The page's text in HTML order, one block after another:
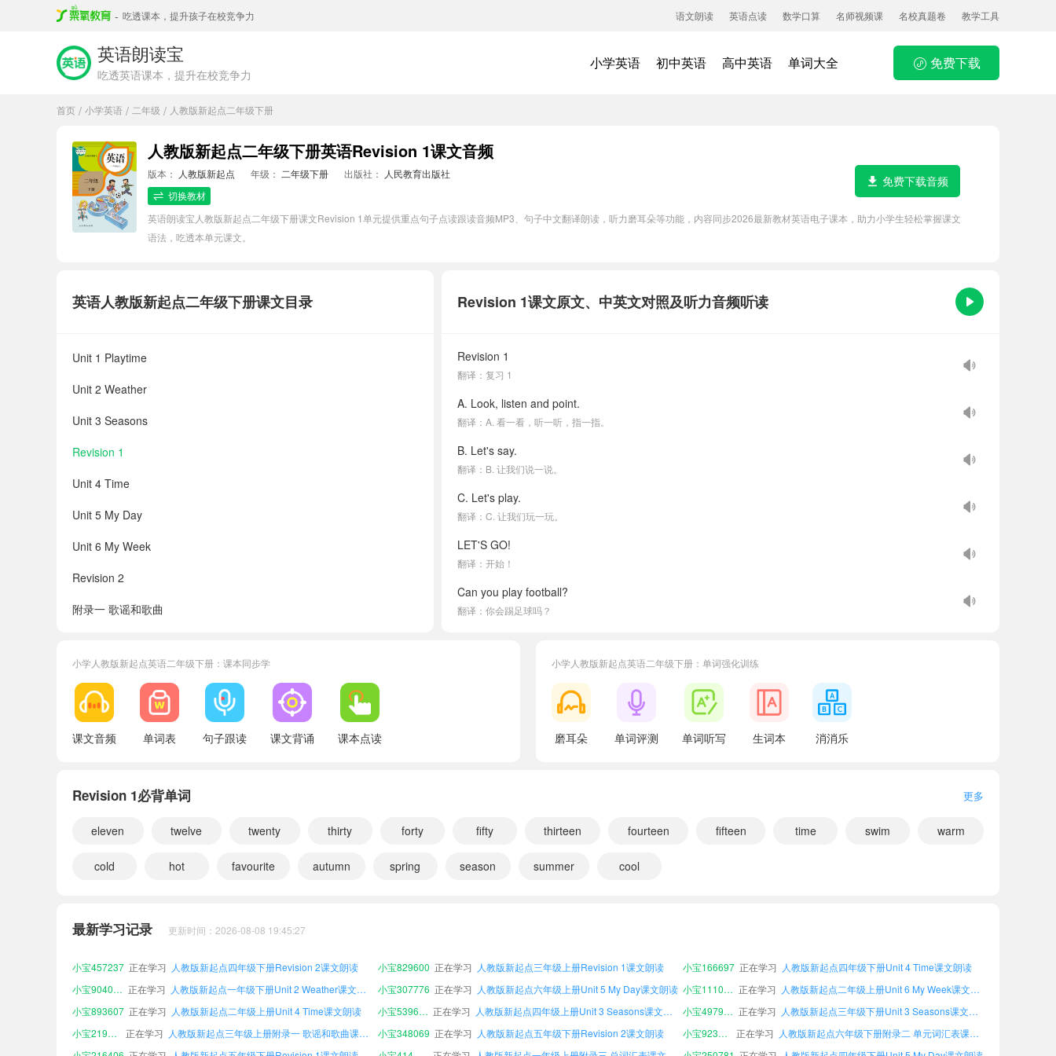
- 吃透课本，提升孩子在校竞争力 语文朗读 英语点读 数学口算 名师视频课 名校真题卷 教学工具
英语朗读宝
吃透英语课本，提升在校竞争力
小学英语 初中英语 高中英语 单词大全 免费下载
首页 / 小学英语 / 二年级 / 人教版新起点二年级下册
人教版新起点二年级下册英语Revision 1课文音频
版本： 人教版新起点 年级： 二年级下册 出版社：
人民教育出版社
切换教材
英语朗读宝人教版新起点二年级下册课文Revision 1单元提供重点句子点读跟读音频MP3、句子中文翻译朗读，听力磨耳朵等功能，内容同步2026最新教材英语电子课本，助力小学生轻松掌握课文
语法，吃透本单元课文。
免费下载音频
Revision 1课文原文、中英文对照及听力音频听读
Revision 1
翻译：复习 1
A. Look, listen and point.
翻译：A. 看一看，听一听，指一指。
B. Let's say.
翻译：B. 让我们说一说。
C. Let's play.
翻译：C. 让我们玩一玩。
LET'S GO!
翻译：开始！
Can you play football?
翻译：你会踢足球吗？
翻译：—你会踢足球吗？
-Can you ride a bike?
-Can you make a snowman?
-Yes, I can.
-No, I can't.
翻译：—不，我不会。
-Can you fly a kite?
翻译：—你会放风筝吗？
英语人教版新起点二年级下册课文目录
Unit 1 Playtime
Unit 2 Weather
Unit 3 Seasons
Revision 1
Unit 4 Time
Unit 5 My Day
Unit 6 My Week
Revision 2
附录一 歌谣和歌曲
附录三 总词汇表
小学人教版新起点英语二年级下册：课本同步学
课文音频 单词表 句子跟读 课文背诵 课本点读
小学人教版新起点英语二年级下册：单词强化训练
磨耳朵 单词评测 单词听写 生词本 消消乐
Revision 1必背单词 更多
eleven twelve twenty thirty forty fifty thirteen fourteen fifteen time swim warm
cold hot favourite autumn spring season summer cool
最新学习记录 更新时间：2026-08-08 19:45:27
小宝661370 正在学习 人教版新起点一年级下册Revision 2课文朗读
小宝457237 正在学习 人教版新起点四年级下册Revision 2课文朗读 小宝829600 正在学习 人教版新起点三年级上册Revision 1课文朗读 小宝166697 正在学习
人教版新起点四年级下册Unit 4 Time课文朗读
正在学习 小宝307776 正在学习 人教版新起点六年级上册Unit 5 My Day课文朗读 正在学习
小宝893607 正在学习 人教版新起点二年级上册Unit 4 Time课文朗读 正在学习 正在学习
正在学习 小宝348069 正在学习 人教版新起点五年级下册Revision 2课文朗读 正在学习
小宝216406 正在学习 人教版新起点五年级下册Revision 1课文朗读 正在学习 小宝250781 正在学习 人教版新起点四年级下册Unit 5 My Day课文朗读